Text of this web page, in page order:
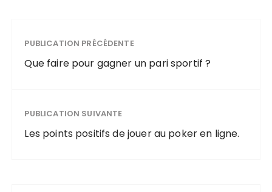
automatique
ment vos
paris gratuits
PUBLICATION PRÉCÉDENTE
Que faire pour gagner un pari sportif ?
PUBLICATION SUIVANTE
Les points positifs de jouer au poker en ligne.